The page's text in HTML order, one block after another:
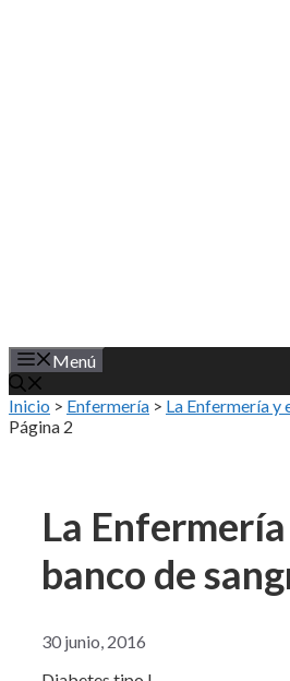
Menú
Inicio > Enfermería > La Enfermería y
Página 2
La
banco de
30 junio, 2016